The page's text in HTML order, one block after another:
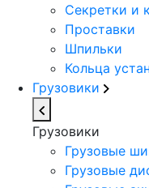
Секретки и
Проставки
Шпильки
Кольца
Грузовики
Грузовики
Грузовые
Грузовые